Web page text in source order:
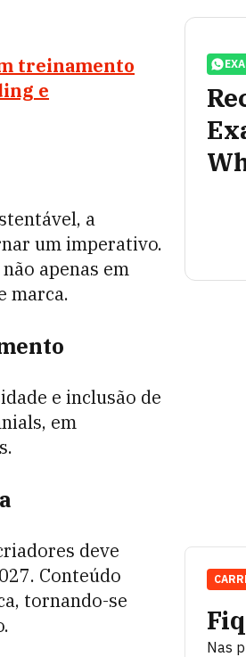
treinamento
e
a
um imperativo.
apenas em
marca.
e inclusão de
em
deve
Conteúdo
tornando-se
Nas